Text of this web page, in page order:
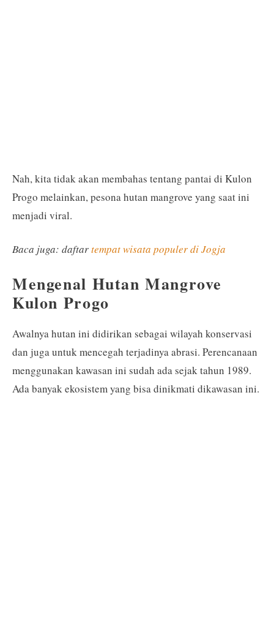
Nah, kita tidak akan membahas tentang pantai di Kulon
Progo melainkan, pesona hutan mangrove yang saat ini
menjadi viral.
Baca juga: daftartempat wisata populer di Jogja
Mengenal Hutan Mangrove
Kulon Progo
Awalnya hutan ini didirikan sebagai wilayah konservasi
dan juga untuk mencegah terjadinya abrasi. Perencanaan
menggunakan kawasan ini sudah ada sejak tahun 1989.
Ada banyak ekosistem yang bisa dinikmati dikawasan ini.